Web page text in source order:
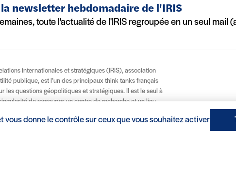
la newsletter hebdomadaire de l'IRIS
toute l'actualité de l'IRIS regroupée en un seul mail
internationales et stratégiques (IRIS), association
publique, est l’un des principaux think tanks français
les questions géopolitiques et stratégiques. Il est le seul à
de regrouper un centre de recherche et un lieu
attractivité nationale et internationale.
vous donne le contrôle sur ceux que vous souhaitez activer